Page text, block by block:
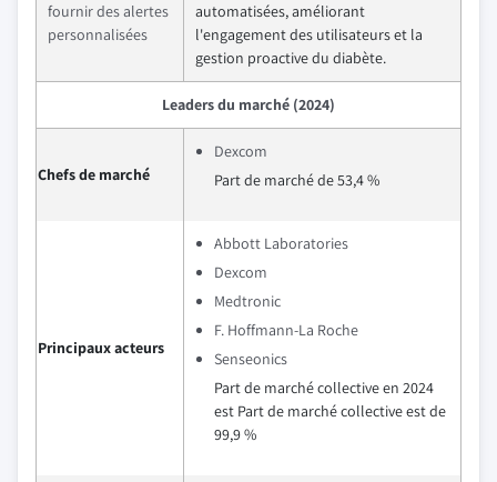
fournir des alertes
personnalisées
automatisées, améliorant
l'engagement des utilisateurs et la
gestion proactive du diabète.
Leaders du marché (2024)
Chefs de marché
Dexcom
Part de marché de 53,4 %
Principaux acteurs
Abbott Laboratories
Dexcom
Medtronic
F. Hoffmann-La Roche
Senseonics
Part de marché collective en 2024
est Part de marché collective est de
99,9 %